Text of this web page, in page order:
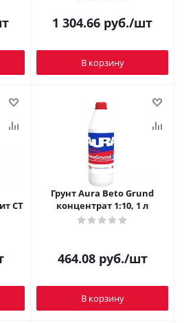
1 304.66 руб./шт
В корзину
CT
Грунт Aura Beto Grund
концентрат 1:10, 1 л
464.08руб./шт
В корзину